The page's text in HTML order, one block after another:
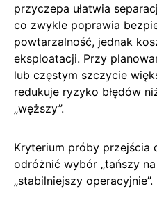
przyczepa ułatwia
co zwykle poprawia
powtarzalność, jednak
eksploatacji. Przy
lub częstym szczycie
redukuje ryzyko błędów
„węższy”.
Kryterium próby przejścia
odróżnić wybór „tańszy
„stabilniejszy operacyjnie”.